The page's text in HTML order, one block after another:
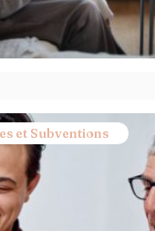
et Subventions